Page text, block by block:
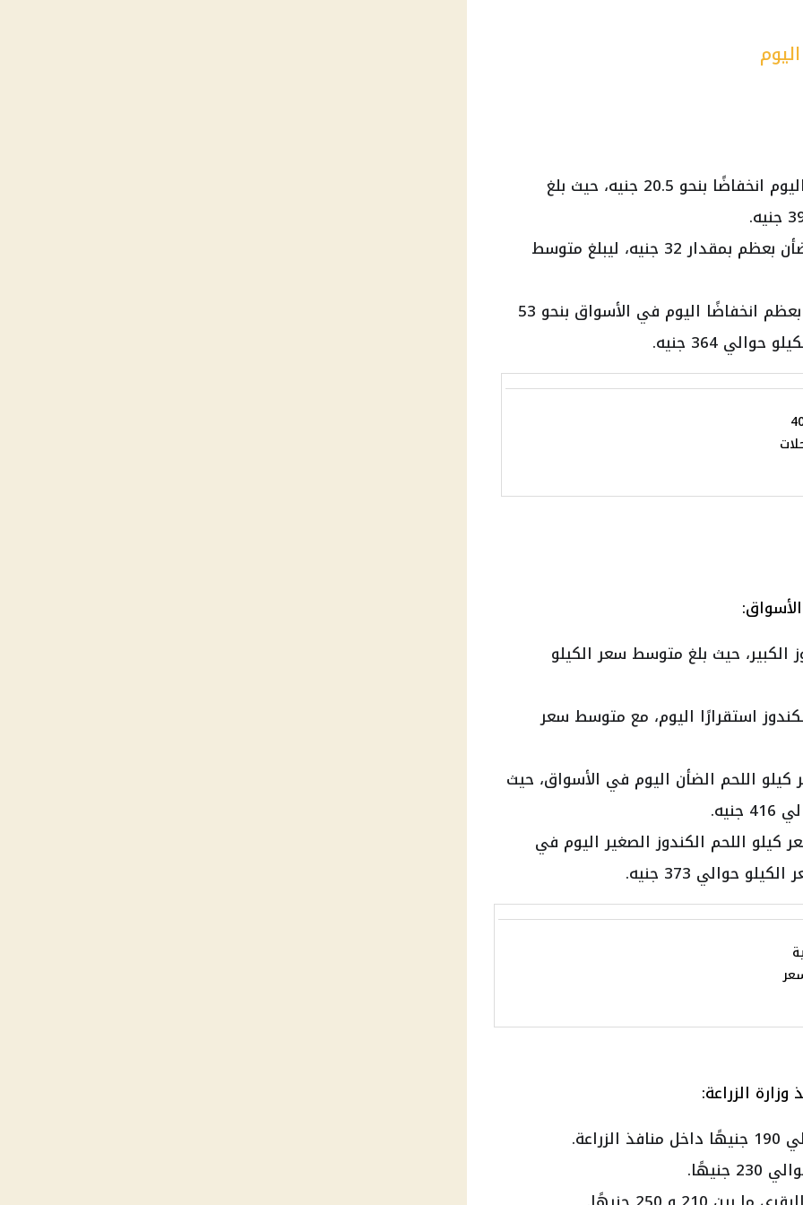
شهد سعر كيلو اللحم البتلو اليوم انخفاضًا بنحو 20.5 جنيه، حيث بلغ
كما تراجع سعر كيلو اللحم الضأن بعظم بمقدار 32 جنيه، ليبلغ متوسط
وسجل سعر كيلو اللحم البتلو بعظم انخفاضًا اليوم في الأسواق بنحو 53
364 جنيه.
400
الكبير، حيث بلغ متوسط سعر الكيلو
استقرارًا اليوم، مع متوسط سعر
كيلو اللحم الضأن اليوم في الأسواق، حيث
اللحم الكندوز الصغير اليوم في
حوالي 373 جنيه.
الزراعة: